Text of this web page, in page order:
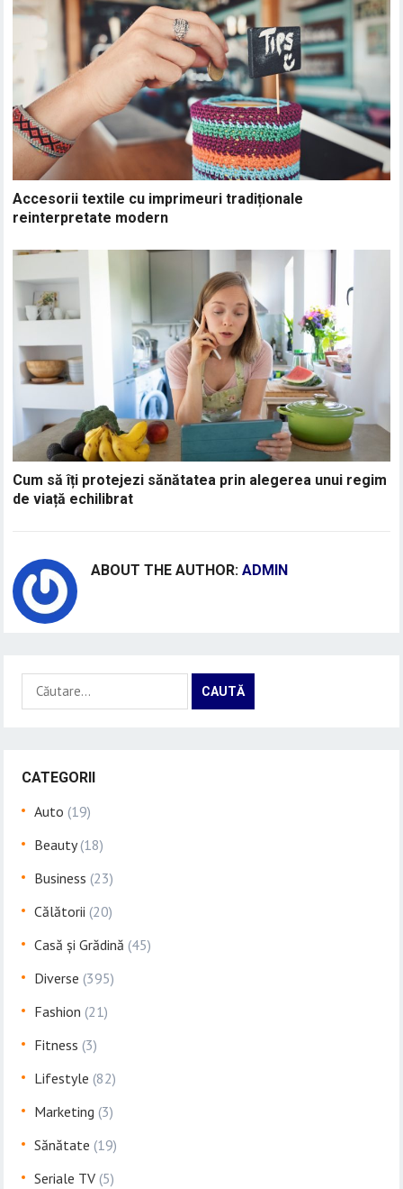
Accesorii textile cu imprimeuri tradiționale
reinterpretate modern
Cum să îți protejezi sănătatea prin alegerea unui regim
de viață echilibrat
ABOUT THE AUTHOR:ADMIN
Caută
după:
CATEGORII
Auto (19)
Beauty(18)
Business (23)
Călătorii (20)
Casă și Grădină (45)
Diverse (395)
Fashion (21)
Fitness (3)
Lifestyle (82)
Marketing (3)
Sănătate (19)
Seriale TV (5)